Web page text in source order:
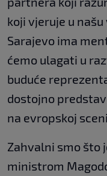
koji vjeruje u
Sarajevo ima
ćemo ulagati u
buduće
dostojno
na evropskoj
Zahvalni smo što
ministrom